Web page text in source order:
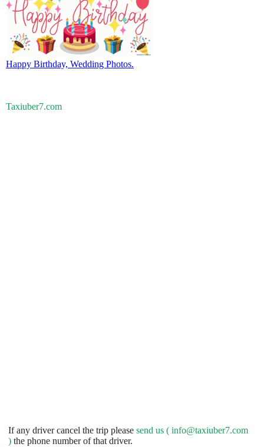
Happy Birthday, Wedding Photos.
Taxiuber7.com
If any driver cancel the trip please send us ( info@taxiuber7.com
) the phone number of that driver.